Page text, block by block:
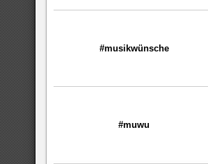
#musikwünsche
#muwu